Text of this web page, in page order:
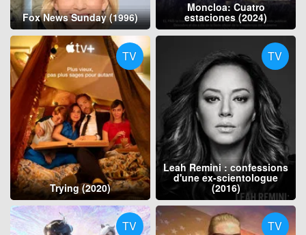
Fox News Sunday (1996)
Moncloa: Cuatro
estaciones (2024)
TV
Trying (2020)
TV
Leah Remini : confessions
d'une ex-scientologue
(2016)
TV TV